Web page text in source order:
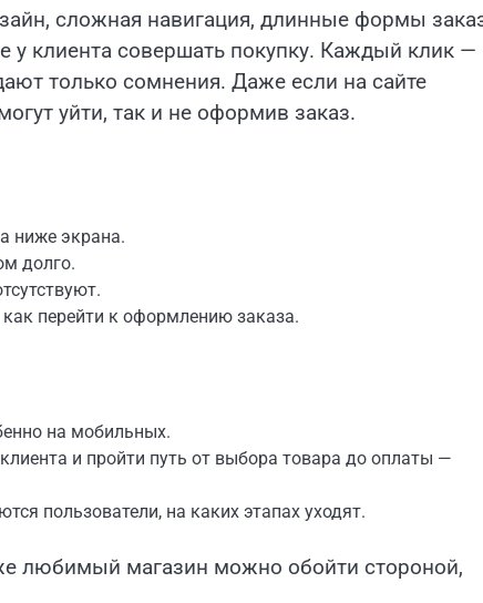
сложная навигация, длинные формы
у клиента совершать покупку. Каждый клик —
только сомнения. Даже если на сайте
уйти, так и не оформив заказ.
ниже экрана.
долго.
перейти к оформлению заказа.
на мобильных.
и пройти путь от выбора товара до оплаты —
пользователи, на каких этапах уходят.
любимый магазин можно обойти стороной,